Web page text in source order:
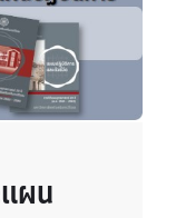
ผน